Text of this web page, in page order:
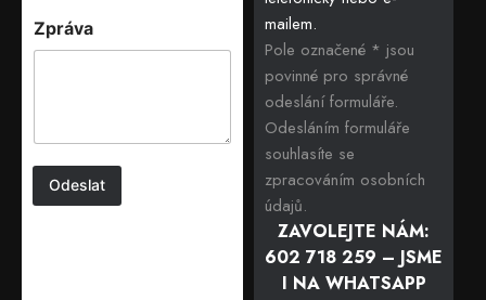
mailem.
Pole označené * jsou
povinné pro správné
odeslání formuláře.
Odesláním formuláře
souhlasíte se
zpracováním osobních
údajů.
ZAVOLEJTE NÁM:
602 718 259 – JSME
I NA WHATSAPP
Zpráva
Odeslat